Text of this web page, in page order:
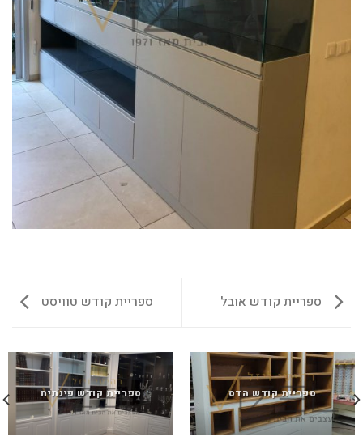
ספריית קודש אובל ספריית קודש טוויסט
ספריית קודש הדס ספריית קודש פינתית